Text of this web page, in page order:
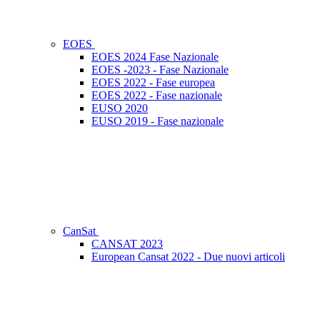
EOES
EOES 2024 Fase Nazionale
EOES -2023 - Fase Nazionale
EOES 2022 - Fase europea
EOES 2022 - Fase nazionale
EUSO 2020
EUSO 2019 - Fase nazionale
CanSat
CANSAT 2023
European Cansat 2022 - Due nuovi articoli